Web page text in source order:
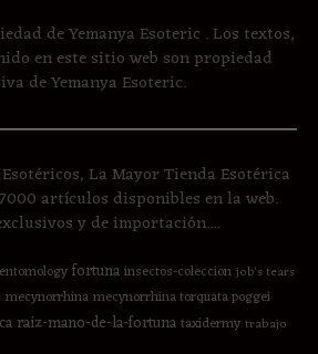
de Yemanya Esoteric . Los textos,
en este sitio web son propiedad
de Yemanya Esoteric.
La Mayor Tienda Esotérica
artículos disponibles en la web.
y de importación....
entomologyfortunainsectos-coleccion job's tears
mecynorrhinamecynorrhina torquata poggei
raiz-mano-de-la-fortunataxidermy trabajo